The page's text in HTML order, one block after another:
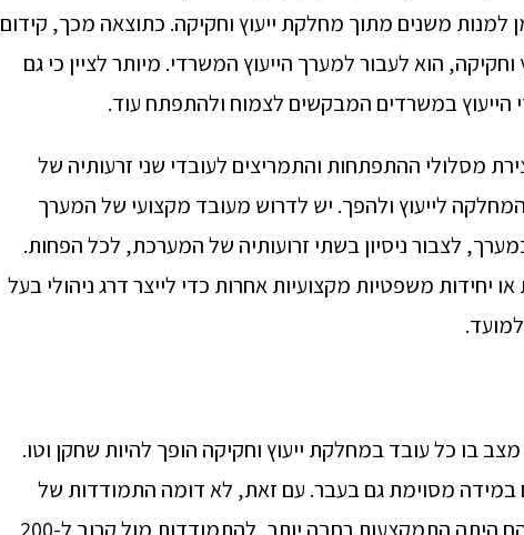
למנות משנים מתוך מחלקת ייעוץ וחקיקה. כתוצאה מכך, קידום
הוא לעבור למערך הייעוץ המשרדי. מיותר לציין כי גם
הייעוץ במשרדים המבקשים לצמוח ולהתפתח עוד.
מסלולי ההתפתחות והתמריצים לעובדי שני זרעותיה של
לייעוץ ולהפך. יש לדרוש מעובד מקצועי של המערך
לצבור ניסיון בשתי זרועותיה של המערכת, לכל הפחות.
יחידות משפטיות מקצועיות אחרות כדי לייצר דרג ניהולי בעל
למועד.
בו כל עובד במחלקת ייעוץ וחקיקה הופך להיות שחקן וטו.
במידה מסוימת גם בעבר. עם זאת, לא דומה התמודדות של